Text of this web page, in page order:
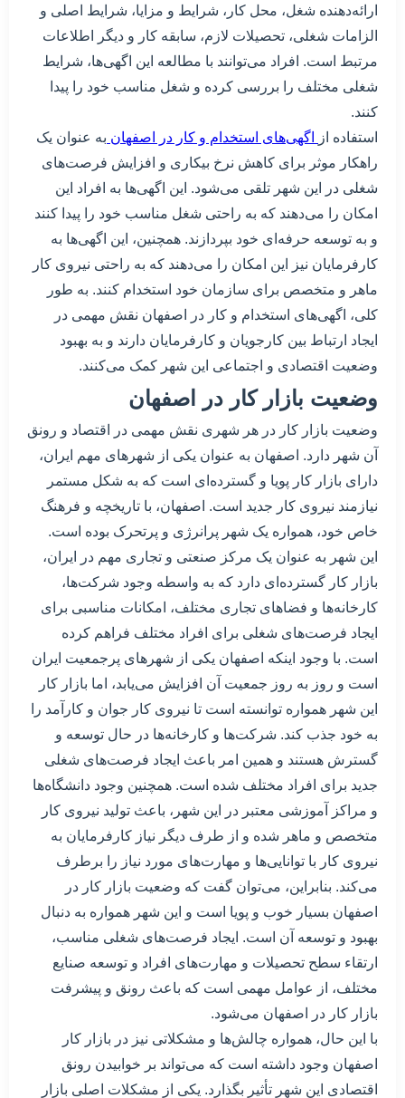
ارائه‌دهنده شغل، محل کار، شرایط و مزایا، شرایط اصلی و
الزامات شغلی، تحصیلات لازم، سابقه کار و دیگر اطلاعات
مرتبط است. افراد می‌توانند با مطالعه این اگهی‌ها، شرایط
شغلی مختلف را بررسی کرده و شغل مناسب خود را پیدا
کنند.
استفاده از
اگهی‌های استخدام و کار در اصفهان به عنوان یک
راهکار موثر برای کاهش نرخ بیکاری و افزایش فرصت‌های
شغلی در این شهر تلقی می‌شود. این اگهی‌ها به افراد این
امکان را می‌دهند که به راحتی شغل مناسب خود را پیدا کنند
و به توسعه حرفه‌ای خود بپردازند. همچنین، این اگهی‌ها به
کارفرمایان نیز این امکان را می‌دهند که به راحتی نیروی کار
ماهر و متخصص برای سازمان خود استخدام کنند. به طور
کلی، اگهی‌های استخدام و کار در اصفهان نقش مهمی در
ایجاد ارتباط بین کارجویان و کارفرمایان دارند و به بهبود
وضعیت اقتصادی و اجتماعی این شهر کمک می‌کنند.
وضعیت بازار کار در اصفهان
وضعیت بازار کار در هر شهری نقش مهمی در اقتصاد و رونق
آن شهر دارد. اصفهان به عنوان یکی از شهرهای مهم ایران،
دارای بازار کار پویا و گسترده‌ای است که به شکل مستمر
نیازمند نیروی کار جدید است. اصفهان، با تاریخچه و فرهنگ
خاص خود، همواره یک شهر پرانرژی و پرتحرک بوده است.
این شهر به عنوان یک مرکز صنعتی و تجاری مهم در ایران،
بازار کار گسترده‌ای دارد که به واسطه وجود شرکت‌ها،
کارخانه‌ها و فضاهای تجاری مختلف، امکانات مناسبی برای
ایجاد فرصت‌های شغلی برای افراد مختلف فراهم کرده
است. با وجود اینکه اصفهان یکی از شهرهای پرجمعیت ایران
است و روز به روز جمعیت آن افزایش می‌یابد، اما بازار کار
این شهر همواره توانسته است تا نیروی کار جوان و کارآمد را
به خود جذب کند. شرکت‌ها و کارخانه‌ها در حال توسعه و
گسترش هستند و همین امر باعث ایجاد فرصت‌های شغلی
جدید برای افراد مختلف شده است. همچنین وجود دانشگاه‌ها
و مراکز آموزشی معتبر در این شهر، باعث تولید نیروی کار
متخصص و ماهر شده و از طرف دیگر نیاز کارفرمایان به
نیروی کار با توانایی‌ها و مهارت‌های مورد نیاز را برطرف
می‌کند. بنابراین، می‌توان گفت که وضعیت بازار کار در
اصفهان بسیار خوب و پویا است و این شهر همواره به دنبال
بهبود و توسعه آن است. ایجاد فرصت‌های شغلی مناسب،
ارتقاء سطح تحصیلات و مهارت‌های افراد و توسعه صنایع
مختلف، از عوامل مهمی است که باعث رونق و پیشرفت
بازار کار در اصفهان می‌شود.
با این حال، همواره چالش‌ها و مشکلاتی نیز در بازار کار
اصفهان وجود داشته است که می‌تواند بر خوابیدن رونق
اقتصادی این شهر تأثیر بگذارد. یکی از مشکلات اصلی بازار